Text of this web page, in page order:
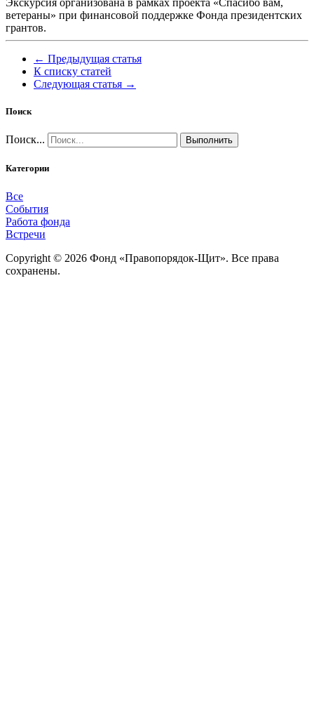
ветераны» при финансовой поддержке Фонда президентских
грантов.
← Предыдущая статья
К списку статей
Следующая статья →
Поиск
Поиск... Выполнить
Категории
Все
События
Работа фонда
Встречи
Copyright © 2026 Фонд «Правопорядок-Щит». Все права
сохранены.